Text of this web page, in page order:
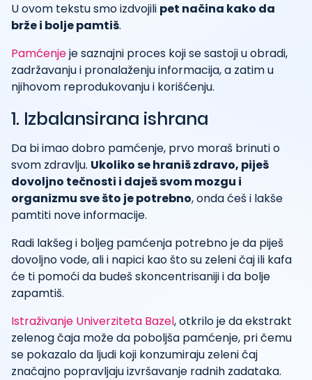
U ovom tekstu smo izdvojili pet načina kako da
brže i bolje pamtiš.
Pamćenjeje saznajni proces koji se sastoji u obradi,
zadržavanju i pronalaženju informacija, a zatim u
njihovom reprodukovanju i korišćenju.
1. Izbalansirana ishrana
Da bi imao dobro pamćenje, prvo moraš brinuti o
svom zdravlju. Ukoliko se hraniš zdravo, piješ
dovoljno tečnosti i daješ svom mozgu i
organizmu sve što je potrebno, onda ćeš i lakše
pamtiti nove informacije.
Radi lakšeg i boljeg pamćenja potrebno je da piješ
dovoljno vode, ali i napici kao što su zeleni čaj ili kafa
će ti pomoći da budeš skoncentrisaniji i da bolje
zapamtiš.
Istraživanje Univerziteta Bazel, otkrilo je da ekstrakt
zelenog čaja može da poboljša pamćenje, pri čemu
se pokazalo da ljudi koji konzumiraju zeleni čaj
značajno popravljaju izvršavanje radnih zadataka.